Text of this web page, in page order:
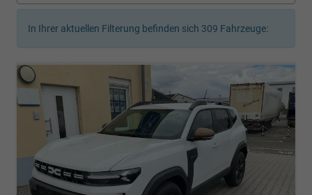
In Ihrer aktuellen Filterung befinden sich 309 Fahrzeuge: